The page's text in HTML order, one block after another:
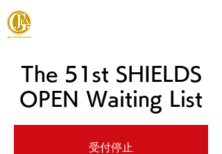
The 51st SHIELDS
OPEN Waiting List
受付停止